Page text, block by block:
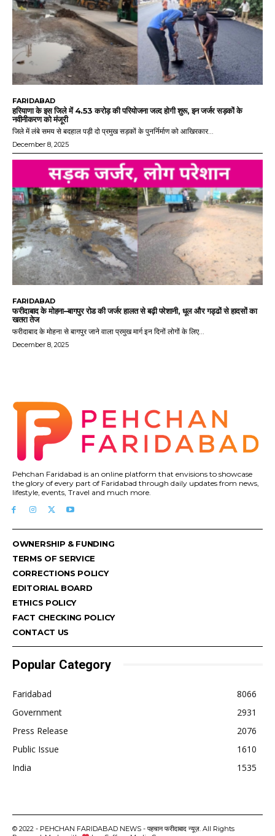
FARIDABAD
हरियाणा के इस जिले में 4.53 करोड़ की परियोजना जल्द होगी शुरू, इन जर्जर सड़कों के
नवीनीकरण को मंजूरी
जिले में लंबे समय से बदहाल पड़ी दो प्रमुख सड़कों के पुनर्निर्माण को आखिरकार...
December 8, 2025
FARIDABAD
फरीदाबाद के मोहना–बागपुर रोड की जर्जर हालत से बढ़ी परेशानी, धूल और गड्ढों से हादसों का
खतरा तेज
फरीदाबाद के मोहना से बागपुर जाने वाला प्रमुख मार्ग इन दिनों लोगों के लिए...
December 8, 2025
Pehchan Faridabad is an online platform that envisions to showcase
the glory of every part of Faridabad through daily updates from news,
lifestyle, events, Travel and much more.
OWNERSHIP & FUNDING
TERMS OF SERVICE
CORRECTIONS POLICY
EDITORIAL BOARD
ETHICS POLICY
FACT CHECKING POLICY
CONTACT US
Popular Category
Faridabad
8066
Government
2931
Press Release
2076
Public Issue
1610
India
1535
© 2022 - PEHCHAN FARIDABAD NEWS - पहचान फरीदाबाद न्यूज़. All Rights